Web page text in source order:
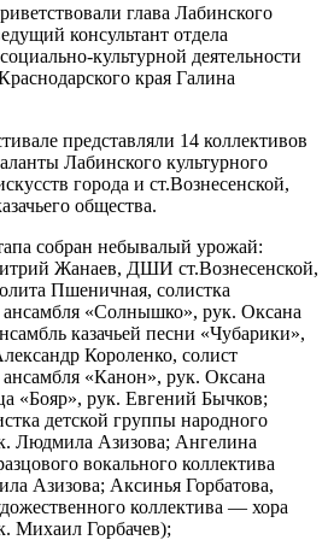
глава Лабинского
консультант отдела
культурной деятельности
края Галина
представляли 14 коллективов
Лабинского культурного
города и ст.Вознесенской,
общества.
собран небывалый урожай:
Жанаев, ДШИ ст.Вознесенской,
Пшеничная, солистка
ансамбля «Солнышко», рук. Оксана
казачьей песни «Чубарики»,
Короленко, солист
ансамбля «Канон», рук. Оксана
«Бояр», рук. Евгений Бычков;
детской группы народного
Людмила Азизова; Ангелина
вокального коллектива
Азизова; Аксинья Горбатова,
коллектива — хора
Михаил Горбачев);